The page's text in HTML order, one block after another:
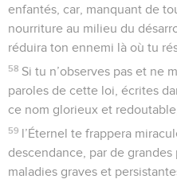
enfantés, car, manquant de
nourriture au milieu du
réduira ton ennemi là où tu
58 Si tu n’observes pas et ne
paroles de cette loi, écrites
ce nom glorieux et
59 l’Éternel te frappera
descendance, par de
maladies graves et